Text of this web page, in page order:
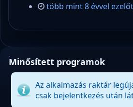
több mint 8 évvel
Minősített programok
Az alkalmazás raktár
csak bejelentkezés után